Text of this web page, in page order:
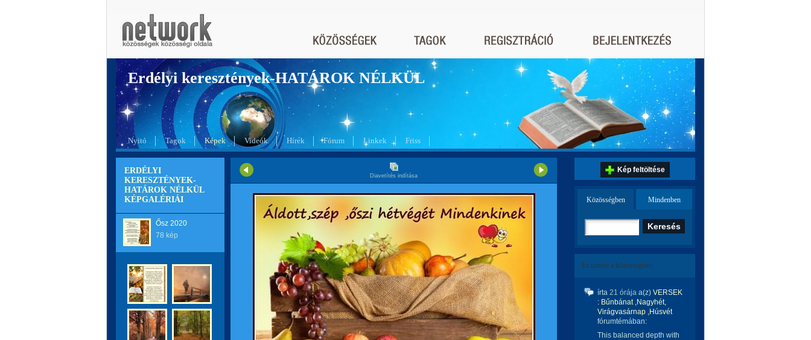
Erdélyi keresztények-HATÁROK NÉLKÜL
Nyitó Tagok Képek Videók Hírek Fórum Linkek Friss
ERDÉLYI
KERESZTÉNYEK-
HATÁROK NÉLKÜL
KÉPGALÉRIÁI
Ősz 2020
78 kép
Diavetítés indítása
Kép feltöltése
Közösségben Mindenben
Ez történt a közösségben:
írta 21 órája a(z) VERSEK
: Bűnbánat ,Nagyhét,
Virágvasárnap ,Húsvét
fórumtémában:
This balanced depth with